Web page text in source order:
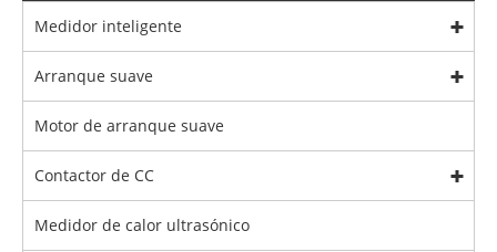
Medidor inteligente
Arranque suave
Motor de arranque suave
Contactor de CC
Medidor de calor ultrasónico